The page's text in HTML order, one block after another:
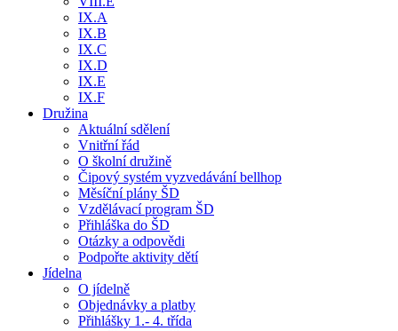
IX.A
IX.B
IX.C
IX.D
IX.E
IX.F
Družina
Aktuální sdělení
Vnitřní řád
O školní družině
Čipový systém vyzvedávání bellhop
Měsíční plány ŠD
Vzdělávací program ŠD
Přihláška do ŠD
Otázky a odpovědi
Podpořte aktivity dětí
Jídelna
O jídelně
Objednávky a platby
Přihlášky 1.- 4. třída